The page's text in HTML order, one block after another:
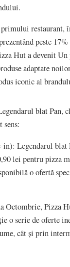
peste
Hut a devenit
adaptate
iconic al
blat
sens:
Legendarul blat
lei pentru pizza
o ofertă
Octombrie, Pizza
o serie de oferte
cât și prin